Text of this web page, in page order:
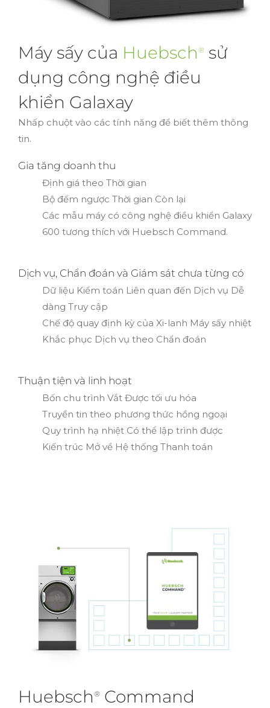
Máy sấy của Huebsch ® sử
dụng công nghệ điều
khiển Galaxay
Nhấp chuột vào các tính năng để biết thêm thông
tin.
Gia tăng doanh thu
Định giá theo Thời gian
Bộ đếm ngược Thời gian Còn lại
Các mẫu máy có công nghệ điều khiển Galaxy
600 tương thích với Huebsch Command.
Dịch vụ, Chẩn đoán và Giám sát chưa từng có
Dữ liệu Kiểm toán Liên quan đến Dịch vụ Dễ
dàng Truy cập
Chế độ quay định kỳ của Xi-lanh Máy sấy nhiệt
Khắc phục Dịch vụ theo Chẩn đoán
Thuận tiện và linh hoạt
Bốn chu trình Vắt Được tối ưu hóa
Truyền tin theo phương thức hồng ngoại
Quy trình hạ nhiệt Có thể lập trình được
Kiến trúc Mở về Hệ thống Thanh toán
Huebsch ® Command